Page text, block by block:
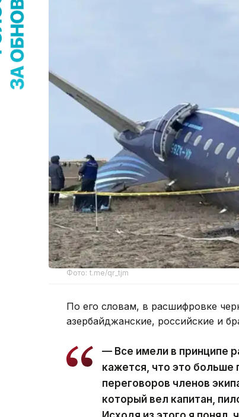
Фото: t.me/qr_tjm
По его словам, в расшифровке
азербайджанские, российские и
— Все имели в принципе
кажется, что это
переговоров членов
который вел капитан,